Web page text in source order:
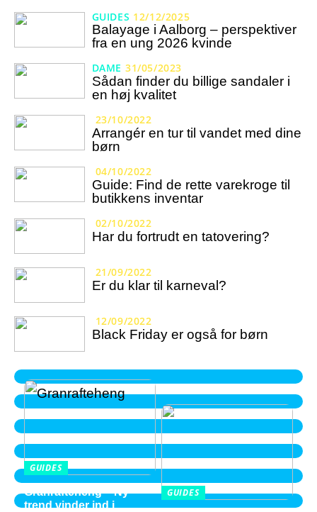
GUIDES 12/12/2025
Balayage i Aalborg – perspektiver
fra en ung 2026 kvinde
DAME 31/05/2023
Sådan finder du billige sandaler i
en høj kvalitet
23/10/2022
Arrangér en tur til vandet med dine
børn
04/10/2022
Guide: Find de rette varekroge til
butikkens inventar
02/10/2022
Har du fortrudt en tatovering?
21/09/2022
Er du klar til karneval?
12/09/2022
Black Friday er også for børn
GUIDES
Granrafteheng – Ny
trend vinder ind i
GUIDES